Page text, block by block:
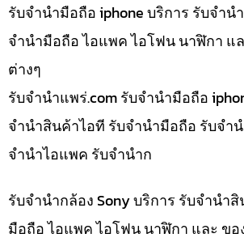
รับจำนำมือถือ iphone บริการ รับจำน
จำนำมือถือ ไอแพค ไอโฟน นาฬิกา แ
ต่างๆ
รับจํานําแพร่.com รับจำนำมือถือ
จำนำสินค้าไอที รับจำนำมือถือ รับจำ
จำนำไอแพค รับจำนำก
รับจำนำกล้อง Sony บริการ รับจำนำ
มือถือ ไอแพค ไอโฟน นาฬิกา และ ขอ